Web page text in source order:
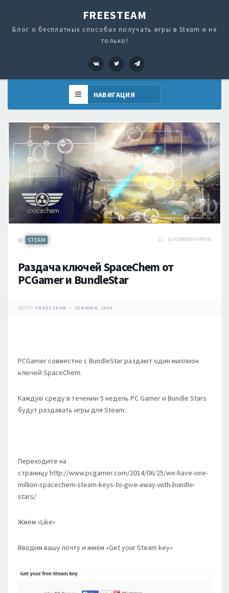
FREESTEAM
Блог о бесплатных способах получать игры в Steam и не
только!
VK Twitter
STEAM 10 КОММЕНТАРИЕВ
Раздача ключей SpaceChem от
PСGamer и BundleStar
АВТОР: FREESTEAM 25 ИЮНЯ, 2014
PСGamer совместно с BundleStar раздают один миллион
ключей SpaceChem.
Каждую среду в течении 5 недель PC Gamer и Bundle Stars
будут раздавать игры для Steam.
Переходите на
страницу http://www.pcgamer.com/2014/06/25/we-have-one-
million-spacechem-steam-keys-to-give-away-with-bundle-
stars/
Жмём «Like»
Вводим вашу почту и жмём «Get your Steam key»